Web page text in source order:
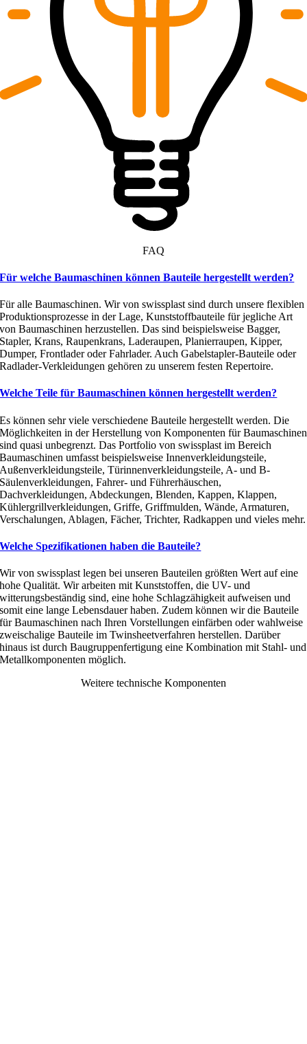
FAQ
Für welche Baumaschinen können Bauteile hergestellt werden?
Für alle Baumaschinen. Wir von swissplast sind durch unsere flexiblen
Produktionsprozesse in der Lage, Kunststoffbauteile für jegliche Art
von Baumaschinen herzustellen. Das sind beispielsweise Bagger,
Stapler, Krans, Raupenkrans, Laderaupen, Planierraupen, Kipper,
Dumper, Frontlader oder Fahrlader. Auch Gabelstapler-Bauteile oder
Radlader-Verkleidungen gehören zu unserem festen Repertoire.
Welche Teile für Baumaschinen können hergestellt werden?
Es können sehr viele verschiedene Bauteile hergestellt werden. Die
Möglichkeiten in der Herstellung von Komponenten für Baumaschinen
sind quasi unbegrenzt. Das Portfolio von swissplast im Bereich
Baumaschinen umfasst beispielsweise Innenverkleidungsteile,
Außenverkleidungsteile, Türinnenverkleidungsteile, A- und B-
Säulenverkleidungen, Fahrer- und Führerhäuschen,
Dachverkleidungen, Abdeckungen, Blenden, Kappen, Klappen,
Kühlergrillverkleidungen, Griffe, Griffmulden, Wände, Armaturen,
Verschalungen, Ablagen, Fächer, Trichter, Radkappen und vieles mehr.
Welche Spezifikationen haben die Bauteile?
Wir von swissplast legen bei unseren Bauteilen größten Wert auf eine
hohe Qualität. Wir arbeiten mit Kunststoffen, die UV- und
witterungsbeständig sind, eine hohe Schlagzähigkeit aufweisen und
somit eine lange Lebensdauer haben. Zudem können wir die Bauteile
für Baumaschinen nach Ihren Vorstellungen einfärben oder wahlweise
zweischalige Bauteile im Twinsheetverfahren herstellen. Darüber
hinaus ist durch Baugruppenfertigung eine Kombination mit Stahl- und
Metallkomponenten möglich.
Weitere technische Komponenten